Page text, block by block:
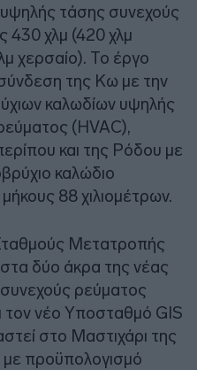
τάσης συνεχούς
430 χλμ (420 χλμ
χερσαίο). Το έργο
της Κω με την
καλωδίων υψηλής
(HVAC),
και της Ρόδου με
καλώδιο
88 χιλιομέτρων.
Μετατροπής
δύο άκρα της νέας
ρεύματος
νέο Υποσταθμό GIS
στο Μαστιχάρι της
με προϋπολογισμό